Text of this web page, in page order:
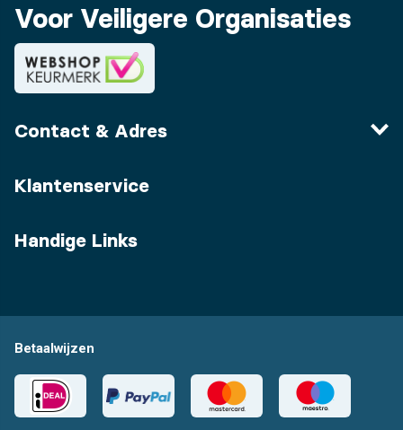
Voor Veiligere Organisaties
Contact & Adres
Klantenservice
Handige Links
Betaalwijzen